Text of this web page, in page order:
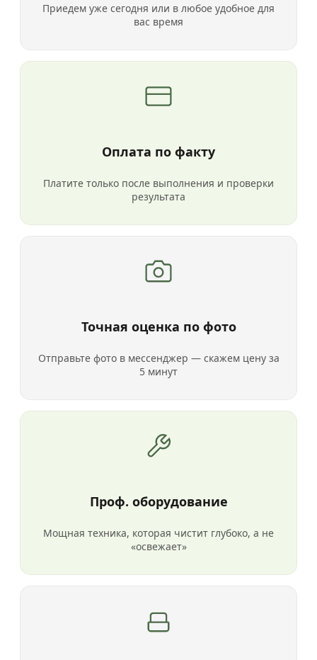
Приедем уже сегодня или в любое удобное для
вас время
Оплата по факту
Платите только после выполнения и проверки
результата
Точная оценка по фото
Отправьте фото в мессенджер — скажем цену за
5 минут
Проф. оборудование
Мощная техника, которая чистит глубоко, а не
«освежает»